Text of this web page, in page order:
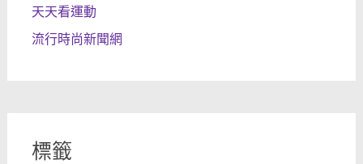
天天看運動
流行時尚新聞網
標籤